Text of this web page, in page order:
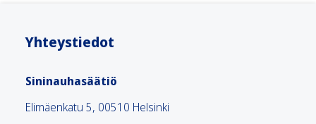
Yhteystiedot
Sininauhasäätiö
Elimäenkatu 5, 00510 Helsinki